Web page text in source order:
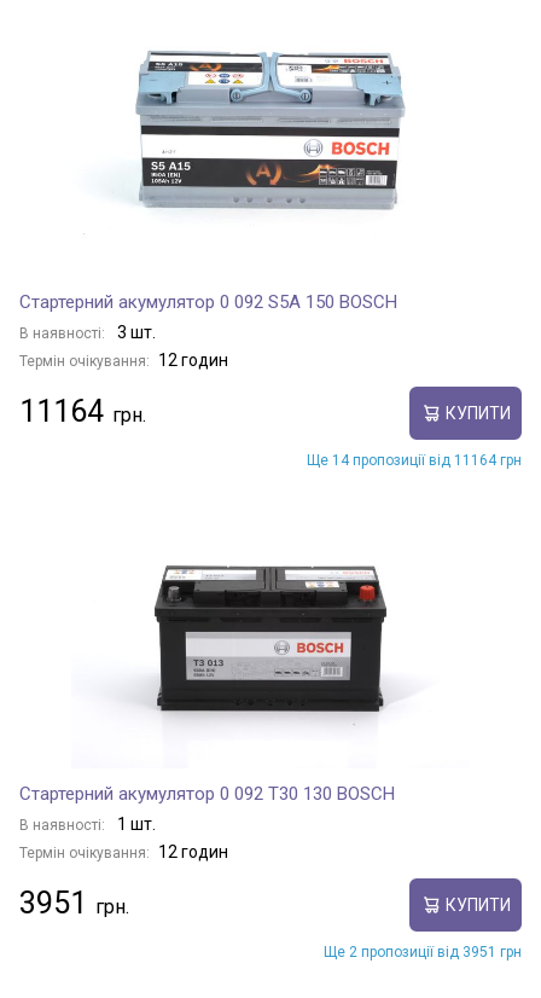
Стартерний акумулятор 0 092 S5A 150 BOSCH
В наявності: 3 шт.
Термін очікування: 12 годин
11164 КУПИТИ
Ще 14 пропозиції від 11164 грн
Стартерний акумулятор 0 092 T30 130 BOSCH
В наявності: 1 шт.
Термін очікування: 12 годин
3951 КУПИТИ
Ще 2 пропозиції від 3951 грн